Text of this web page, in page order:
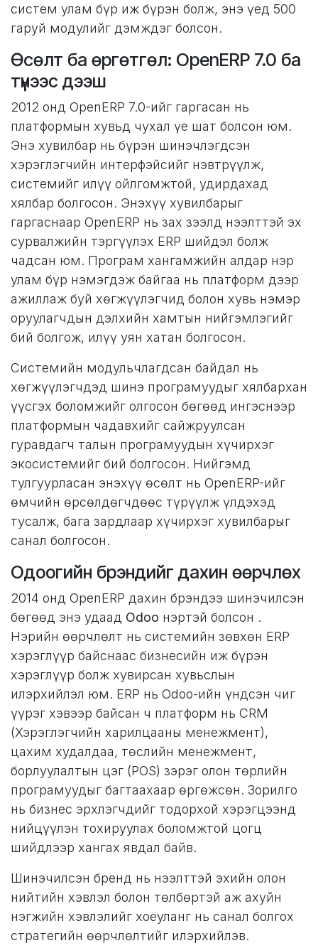
систем улам бүр иж бүрэн болж, энэ үед 500
гаруй модулийг дэмждэг болсон.
Өсөлт ба өргөтгөл: OpenERP 7.0 ба
түүнээс дээш
2012 онд OpenERP 7.0-ийг гаргасан нь
платформын хувьд чухал үе шат болсон юм.
Энэ хувилбар нь бүрэн шинэчлэгдсэн
хэрэглэгчийн интерфэйсийг нэвтрүүлж,
системийг илүү ойлгомжтой, удирдахад
хялбар болгосон. Энэхүү хувилбарыг
гаргаснаар OpenERP нь зах зээлд нээлттэй эх
сурвалжийн тэргүүлэх ERP шийдэл болж
чадсан юм. Програм хангамжийн алдар нэр
улам бүр нэмэгдэж байгаа нь платформ дээр
ажиллаж буй хөгжүүлэгчид болон хувь нэмэр
оруулагчдын дэлхийн хамтын нийгэмлэгийг
бий болгож, илүү уян хатан болгосон.
Системийн модульчлагдсан байдал нь
хөгжүүлэгчдэд шинэ програмуудыг хялбархан
үүсгэх боломжийг олгосон бөгөөд ингэснээр
платформын чадавхийг сайжруулсан
гуравдагч талын програмуудын хүчирхэг
экосистемийг бий болгосон. Нийгэмд
тулгуурласан энэхүү өсөлт нь OpenERP-ийг
өмчийн өрсөлдөгчдөөс түрүүлж үлдэхэд
тусалж, бага зардлаар хүчирхэг хувилбарыг
санал болгосон.
Одоогийн брэндийг дахин өөрчлөх
2014 онд OpenERP дахин брэндээ шинэчилсэн
бөгөөд энэ удаад Odoo нэртэй болсон .
Нэрийн өөрчлөлт нь системийн зөвхөн ERP
хэрэглүүр байснаас бизнесийн иж бүрэн
хэрэглүүр болж хувирсан хувьслын
илэрхийлэл юм. ERP нь Odoo-ийн үндсэн чиг
үүрэг хэвээр байсан ч платформ нь CRM
(Хэрэглэгчийн харилцааны менежмент),
цахим худалдаа, төслийн менежмент,
борлуулалтын цэг (POS) зэрэг олон төрлийн
програмуудыг багтаахаар өргөжсөн. Зорилго
нь бизнес эрхлэгчдийг тодорхой хэрэгцээнд
нийцүүлэн тохируулах боломжтой цогц
шийдлээр хангах явдал байв.
Шинэчилсэн бренд нь нээлттэй эхийн олон
нийтийн хэвлэл болон төлбөртэй аж ахуйн
нэгжийн хэвлэлийг хоёуланг нь санал болгох
стратегийн өөрчлөлтийг илэрхийлэв.